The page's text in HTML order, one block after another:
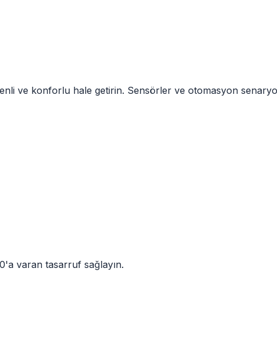
ve konforlu hale getirin. Sensörler ve otomasyon
varan tasarruf sağlayın.